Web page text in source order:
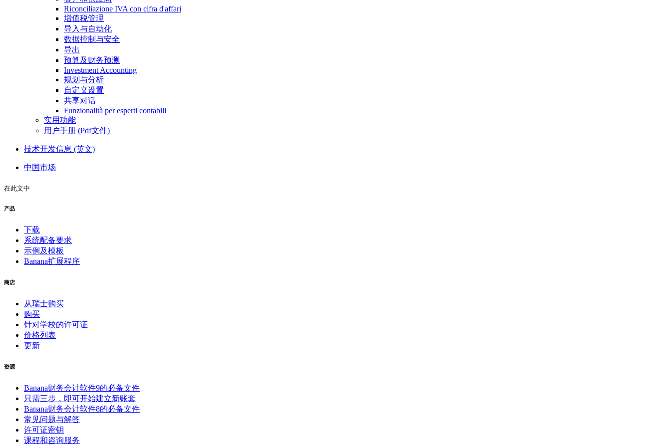
Riconciliazione IVA con cifra d'affari
增值税管理
导入与自动化
数据控制与安全
导出
预算及财务预测
Investment Accounting
规划与分析
自定义设置
共享对话
Funzionalità per esperti contabili
实用功能
用户手册 (Pdf文件)
技术开发信息 (英文)
中国市场
在此文中
产品
下载
系统配备要求
示例及模板
Banana扩展程序
商店
从瑞士购买
购买
针对学校的许可证
价格列表
更新
资源
Banana财务会计软件9的必备文件
只需三步，即可开始建立新账套
Banana财务会计软件8的必备文件
常见问题与解答
许可证密钥
课程和咨询服务